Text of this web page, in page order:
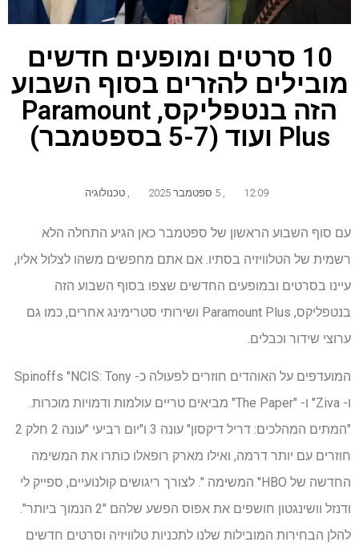
10 סרטים ומופעים חדשים
מובילים להזרים בסוף השבוע
הזה בנטפליקס, Paramount
Plus ועוד (5-7 בספטמבר)
12:09 5 ספטמבר 2025 טכנולוגיה
עם סוף השבוע הראשון של ספטמבר כאן הגיע התחלה הלא
רשמית של הטלוויזיה בסתיו. אם אתם מחפשים משהו לצלול אליו,
עיינו בסרטים ובמופעים החדשים שצפו בסוף השבוע הזה
בנטפליקס, Paramount Plus ושירותי סטרימינג אחרים, כמו גם
ערוצי שידור וכבלים.
המועדפים על האוהדים חוזרים לפעולה כ- Spinoffs "NCIS: Tony
ו- Ziva" ו- "The Paper" מביאים טריים עולמות ודמויות מוכרות.
"המתים המהלכים: דריל דיקסון" עונה 3 ו"יום רביעי "עונה 2 חלק 2
חוזרים עם יותר דרמה, ואילו מארק רופאלו כותרו את המשימה
החדשה של HBO" המשימה ". לצורך ריגושים קולנועיים, ספייק לי
ודנזל וושינגטון חושפים את אפוס הפשע שלהם "2 הנמוך ביותר".
להלן הבחירות המובילות שלנו לתכניות טלוויזיה וסרטים חדשים